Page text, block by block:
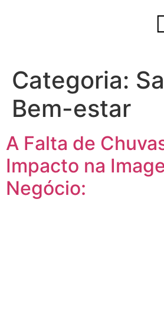
Categoria:
Bem-estar
A Falta de
Impacto na
Negócio: